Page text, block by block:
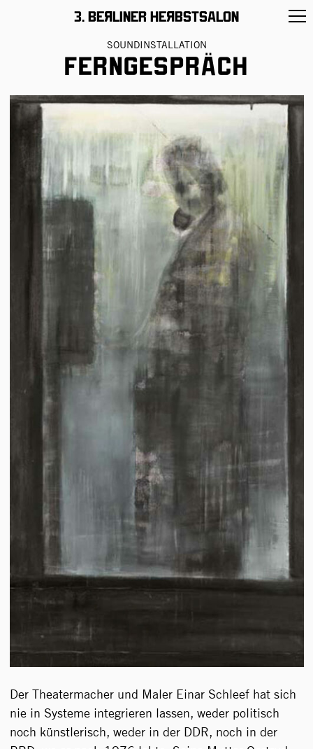
3. BeЯliner HeЯbstsalon
SOUNDINSTALLATION
Ferngespräch
Der Theatermacher und Maler Einar Schleef hat sich
nie in Systeme integrieren lassen, weder politisch
noch künstlerisch, weder in der DDR, noch in der